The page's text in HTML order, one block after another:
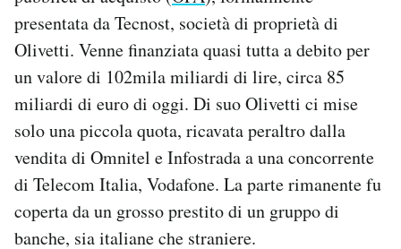
presentata da Tecnost, società di proprietà di
Olivetti. Venne finanziata quasi tutta a debito per
un valore di 102mila miliardi di lire, circa 85
miliardi di euro di oggi. Di suo Olivetti ci mise
solo una piccola quota, ricavata peraltro dalla
vendita di Omnitel e Infostrada a una concorrente
di Telecom Italia, Vodafone. La parte rimanente fu
coperta da un grosso prestito di un gruppo di
banche, sia italiane che straniere.